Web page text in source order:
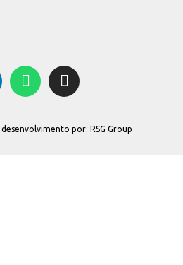
por: RSG Group